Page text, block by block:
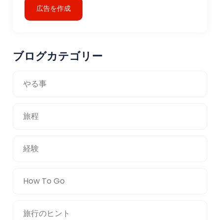
広告を作成
ブログカテゴリー
やる事
旅程
経験
How To Go
旅行のヒント